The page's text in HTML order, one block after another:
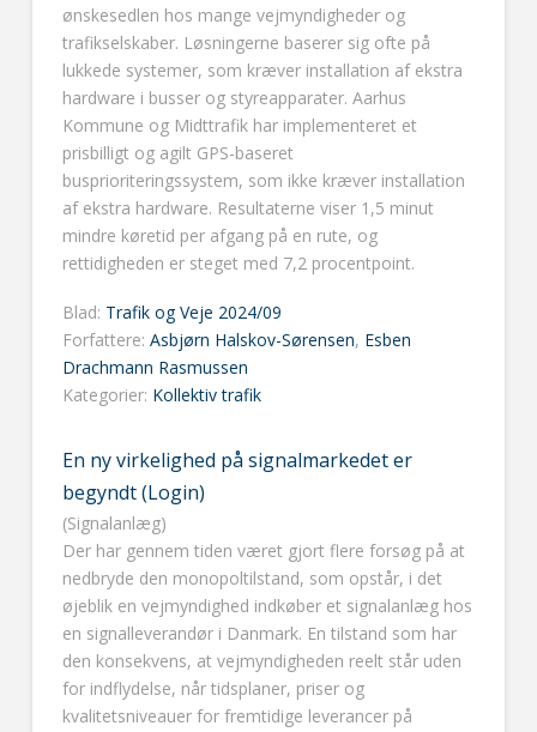
ønskesedlen hos mange vejmyndigheder og
trafikselskaber. Løsningerne baserer sig ofte på
lukkede systemer, som kræver installation af ekstra
hardware i busser og styreapparater. Aarhus
Kommune og Midttrafik har implementeret et
prisbilligt og agilt GPS-baseret
busprioriteringssystem, som ikke kræver installation
af ekstra hardware. Resultaterne viser 1,5 minut
mindre køretid per afgang på en rute, og
rettidigheden er steget med 7,2 procentpoint.
Blad: Trafik og Veje 2024/09
Forfattere: Asbjørn Halskov-Sørensen, Esben
Drachmann Rasmussen
Kategorier: Kollektiv trafik
En ny virkelighed på signalmarkedet er
begyndt (Login)
(Signalanlæg)
Der har gennem tiden været gjort flere forsøg på at
nedbryde den monopoltilstand, som opstår, i det
øjeblik en vejmyndighed indkøber et signalanlæg hos
en signalleverandør i Danmark. En tilstand som har
den konsekvens, at vejmyndigheden reelt står uden
for indflydelse, når tidsplaner, priser og
kvalitetsniveauer for fremtidige leverancer på